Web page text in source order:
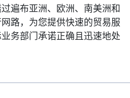
遍布亚洲、欧洲、南美洲和
路，为您提供快速的贸易服
务部门承诺正确且迅速地处